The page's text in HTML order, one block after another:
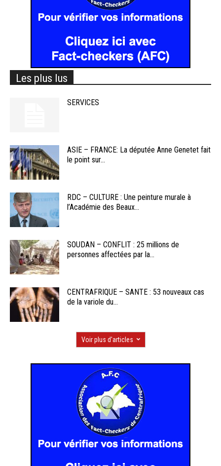
Les plus lus
SERVICES
ASIE – FRANCE: La députée Anne Genetet fait
le point sur...
RDC – CULTURE : Une peinture murale à
l’Académie des Beaux...
SOUDAN – CONFLIT : 25 millions de
personnes affectées par la...
CENTRAFRIQUE – SANTE : 53 nouveaux cas
de la variole du...
Voir plus d'articles